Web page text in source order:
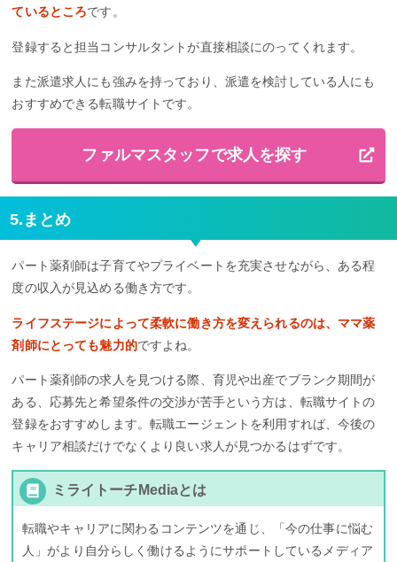
ているところです。
登録すると担当コンサルタントが直接相談にのってくれます。
また派遣求人にも強みを持っており、派遣を検討している人にも
おすすめできる転職サイトです。
ファルマスタッフで求人を探す
5.まとめ
パート薬剤師は子育てやプライベートを充実させながら、ある程
度の収入が見込める働き方です。
ライフステージによって柔軟に働き方を変えられるのは、ママ薬
剤師にとっても魅力的ですよね。
パート薬剤師の求人を見つける際、育児や出産でブランク期間が
ある、応募先と希望条件の交渉が苦手という方は、転職サイトの
登録をおすすめします。転職エージェントを利用すれば、今後の
キャリア相談だけでなくより良い求人が見つかるはずです。
ミライトーチMediaとは
転職やキャリアに関わるコンテンツを通じ、「今の仕事に悩む
人」がより自分らしく働けるようにサポートしているメディア